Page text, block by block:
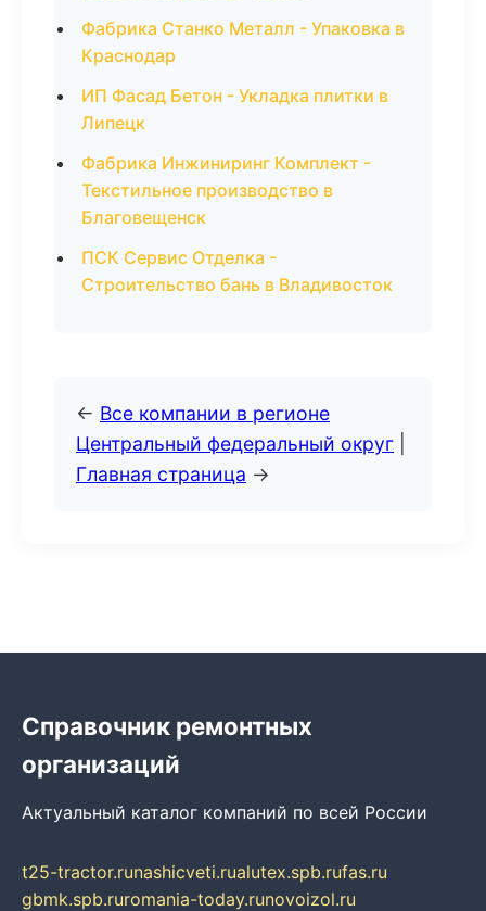
Фабрика Станко Металл - Упаковка в
Краснодар
ИП Фасад Бетон - Укладка плитки в
Липецк
Фабрика Инжиниринг Комплект -
Текстильное производство в
Благовещенск
ПСК Сервис Отделка -
Строительство бань в Владивосток
← Все компании в регионе
Центральный федеральный округ
Главная страница →
Справочник ремонтных
организаций
Актуальный каталог компаний по всей России
t25-tractor.runashicveti.rualutex.spb.rufas.ru
gbmk.spb.ruromania-today.runovoizol.ru